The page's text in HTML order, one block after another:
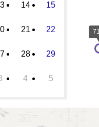
14 15
21 22
28 29
4 5